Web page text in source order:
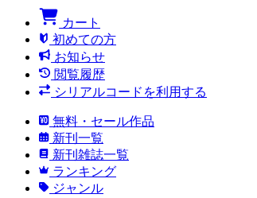
カート
初めての方
お知らせ
閲覧履歴
シリアルコードを利用する
無料・セール作品
新刊一覧
新刊雑誌一覧
ランキング
ジャンル